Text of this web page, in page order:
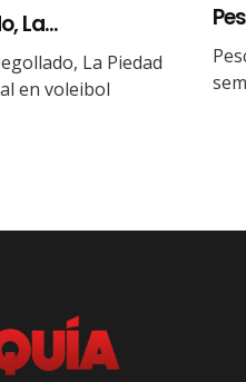
La...
La Piedad
en voleibol